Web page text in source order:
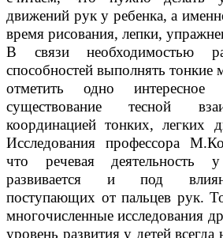
движений рук у ребенка, а
время рисования, лепки,
В связи необходимостью
способностей выполнять
отметить одно интересное
существование тесной
координацией тонких, легких
Исследования профессора
что речевая деятельность
развивается и под
поступающих от пальцев рук.
многочисленные исследования
уровень развития у детей